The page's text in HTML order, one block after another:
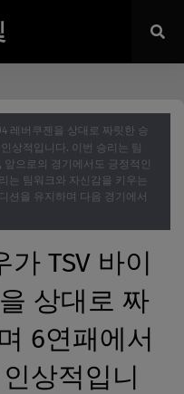
레버쿠젠을 상대로 짜릿한 승
상적입니다. 이번 승리는 팀
으로의 경기에서도 긍정적인
는 팀워크와 자신감을 키우는
션을 유지하며 다음 경기에서
가 TSV 바이
상대로 짜
6연패에서
상적입니